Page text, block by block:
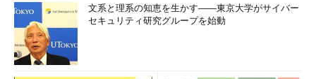
文系と理系の知恵を生かす――東京大学がサイバー
セキュリティ研究グループを始動